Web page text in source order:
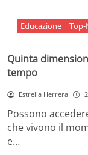
Educazione Top-
Quinta
tempo
Estrella Herrera
Possono
che vivono il
e…